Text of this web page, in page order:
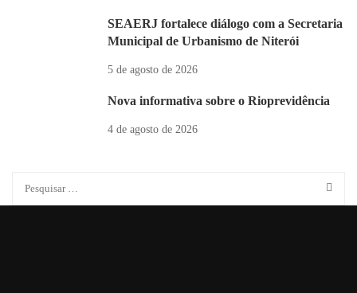
SEAERJ fortalece diálogo com a Secretaria
Municipal de Urbanismo de Niterói
5 de agosto de 2026
Nova informativa sobre o Rioprevidência
4 de agosto de 2026